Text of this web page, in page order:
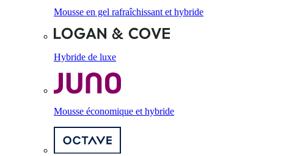
Mousse en gel rafraîchissant et hybride
Hybride de luxe
Mousse économique et hybride